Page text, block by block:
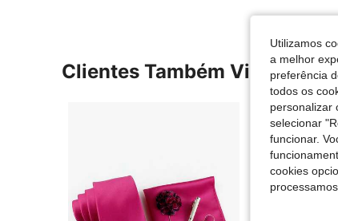
Clientes Também Visitaram
Utilizamos
a melhor
preferência
todos os
personalizar
selecionar
funcionar.
cookies